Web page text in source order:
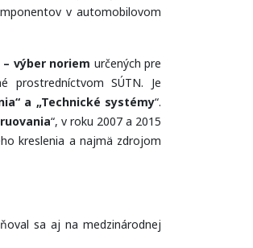
v automobilovom
výber noriem určených pre
prostredníctvom SÚTN. Je
a „Technické systémy“.
“, v roku 2007 a 2015
kreslenia a najmä zdrojom
sa aj na medzinárodnej